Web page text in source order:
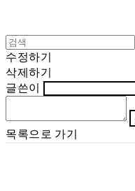
수정하기
삭제하기
글쓴이
목록으로 가기